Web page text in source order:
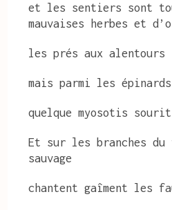
et les sentiers sont
mauvaises herbes et
les prés aux alentours
mais parmi les épinards
quelque myosotis
Et sur les branches
sauvage
chantent gaîment les